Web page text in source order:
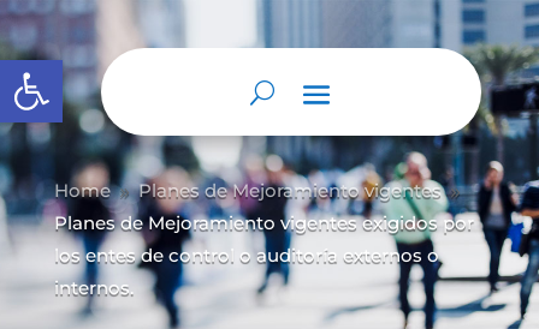
Abrir barra de herramientas
Home 9 Planes de Mejoramiento vigentes 9
Planes de Mejoramiento vigentes exigidos por
los entes de control o auditoría externos o
internos.